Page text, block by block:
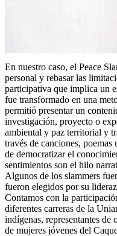
En nuestro caso, el Peace
personal y rebasar las
participativa que implica un
fue transformado en una
permitió presentar un
investigación, proyecto o
ambiental y paz territorial y
través de canciones,
de democratizar el
sentimientos son el hilo
Algunos de los slammers
fueron elegidos por su
Contamos con la
diferentes carreras de la
indígenas, representantes de
de mujeres jóvenes del